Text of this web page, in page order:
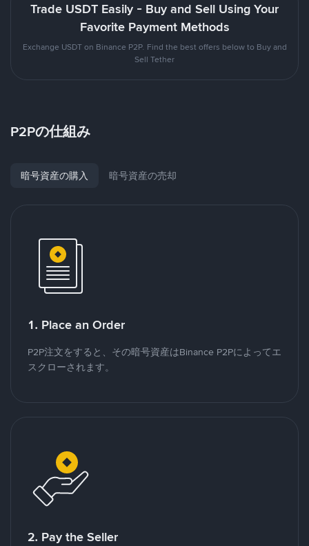
Trade USDT Easily - Buy and Sell Using Your
Favorite Payment Methods
Exchange USDT on Binance P2P. Find the best offers below to Buy and
Sell Tether
P2Pの仕組み
暗号資産の購入 暗号資産の売却
1. Place an Order
P2P注文をすると、その暗号資産はBinance P2Pによってエ
スクローされます。
2. Pay the Seller